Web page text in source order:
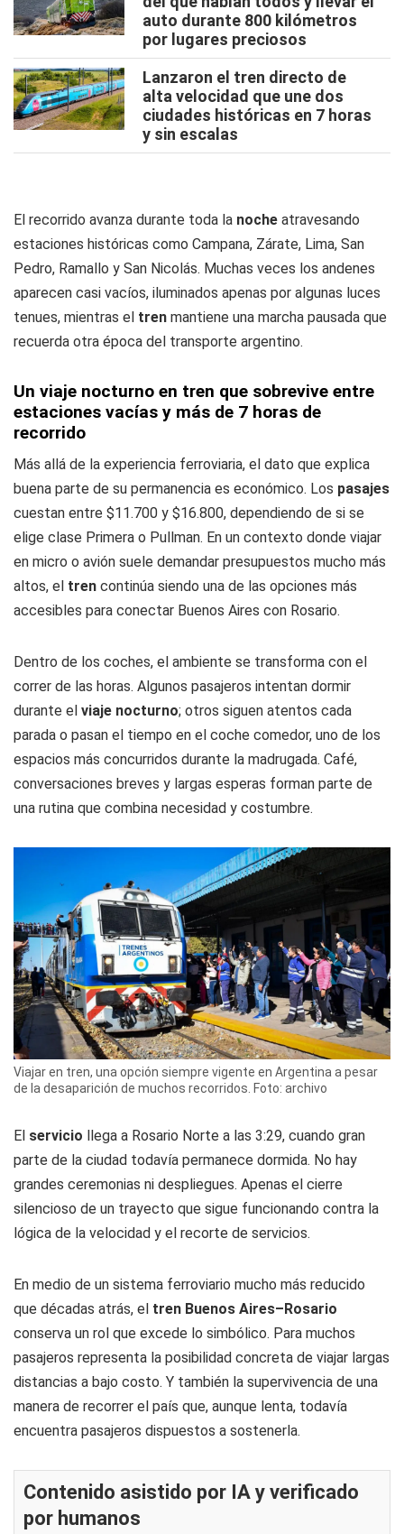
auto durante 800 kilómetros
por lugares preciosos
Lanzaron el tren directo de
alta velocidad que une dos
ciudades históricas en 7 horas
y sin escalas
El recorrido avanza durante toda la noche atravesando
estaciones históricas como Campana, Zárate, Lima, San
Pedro, Ramallo y San Nicolás. Muchas veces los andenes
aparecen casi vacíos, iluminados apenas por algunas luces
tenues, mientras el tren mantiene una marcha pausada que
recuerda otra época del transporte argentino.
Un viaje nocturno en tren que sobrevive entre
estaciones vacías y más de 7 horas de
recorrido
Más allá de la experiencia ferroviaria, el dato que explica
buena parte de su permanencia es económico. Los pasajes
cuestan entre $11.700 y $16.800, dependiendo de si se
elige clase Primera o Pullman. En un contexto donde viajar
en micro o avión suele demandar presupuestos mucho más
altos, el tren continúa siendo una de las opciones más
accesibles para conectar Buenos Aires con Rosario.
Dentro de los coches, el ambiente se transforma con el
correr de las horas. Algunos pasajeros intentan dormir
durante el viaje nocturno; otros siguen atentos cada
parada o pasan el tiempo en el coche comedor, uno de los
espacios más concurridos durante la madrugada. Café,
conversaciones breves y largas esperas forman parte de
una rutina que combina necesidad y costumbre.
Viajar en tren, una opción siempre vigente en Argentina a pesar
de la desaparición de muchos recorridos. Foto: archivo
El servicio llega a Rosario Norte a las 3:29, cuando gran
parte de la ciudad todavía permanece dormida. No hay
grandes ceremonias ni despliegues. Apenas el cierre
silencioso de un trayecto que sigue funcionando contra la
lógica de la velocidad y el recorte de servicios.
En medio de un sistema ferroviario mucho más reducido
que décadas atrás, el tren Buenos Aires–Rosario
conserva un rol que excede lo simbólico. Para muchos
pasajeros representa la posibilidad concreta de viajar largas
distancias a bajo costo. Y también la supervivencia de una
manera de recorrer el país que, aunque lenta, todavía
encuentra pasajeros dispuestos a sostenerla.
Contenido asistido por IA y verificado
por humanos